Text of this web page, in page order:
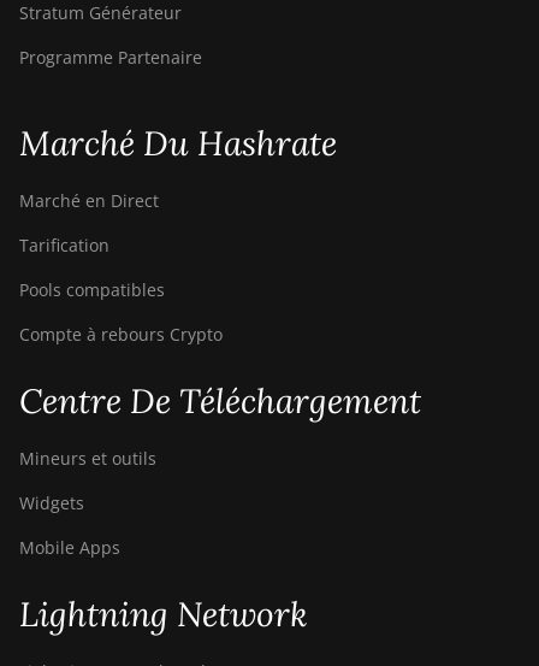
Stratum Générateur
Programme Partenaire
Marché Du Hashrate
Marché en Direct
Tarification
Pools compatibles
Compte à rebours Crypto
Centre De Téléchargement
Mineurs et outils
Widgets
Mobile Apps
Lightning Network